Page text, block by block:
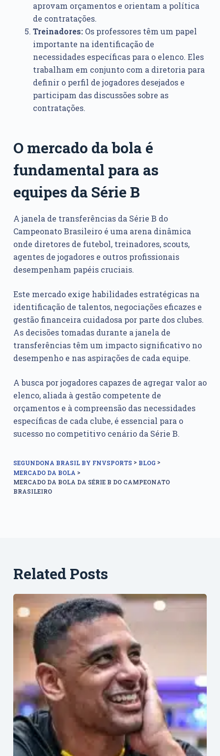
aprovam orçamentos e orientam a política
de contratações.
Treinadores:Os professores têm um papel
importante na identificação de
necessidades específicas para o elenco. Eles
trabalham em conjunto com a diretoria para
definir o perfil de jogadores desejados e
participam das discussões sobre as
contratações.
O mercado da bola é
fundamental para as
equipes da Série B
A janela de transferências da Série B do
Campeonato Brasileiro é uma arena dinâmica
onde diretores de futebol, treinadores, scouts,
agentes de jogadores e outros profissionais
desempenham papéis cruciais.
Este mercado exige habilidades estratégicas na
identificação de talentos, negociações eficazes e
gestão financeira cuidadosa por parte dos clubes.
As decisões tomadas durante a janela de
transferências têm um impacto significativo no
desempenho e nas aspirações de cada equipe.
A busca por jogadores capazes de agregar valor ao
elenco, aliada à gestão competente de
orçamentos e à compreensão das necessidades
específicas de cada clube, é essencial para o
sucesso no competitivo cenário da Série B.
SEGUNDONA BRASIL BY FNVSPORTS > BLOG >
MERCADO DA BOLA >
MERCADO DA BOLA DA SÉRIE B DO CAMPEONATO
BRASILEIRO
Related Posts